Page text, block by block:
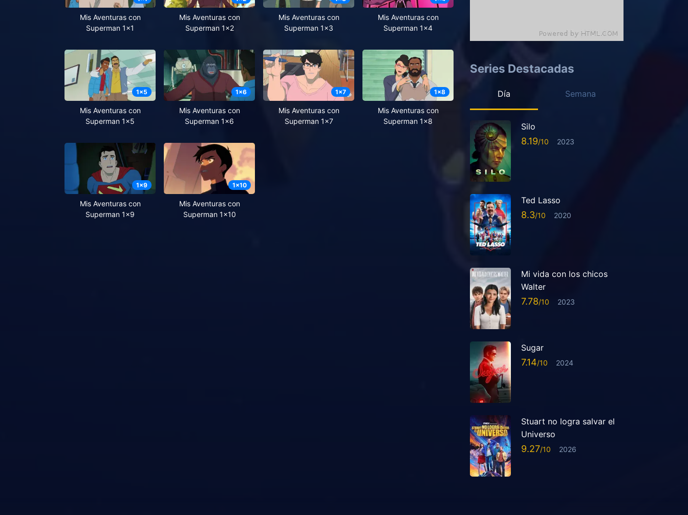
Mis Aventuras con
Superman 1x1
Mis Aventuras con
Superman 1x2
Mis Aventuras con
Superman 1x3
Mis Aventuras con
Superman 1x4
1x5
Mis Aventuras con
Superman 1x5
1x6
Mis Aventuras con
Superman 1x6
1x7
Mis Aventuras con
Superman 1x7
1x8
Mis Aventuras con
Superman 1x8
1x9
Mis Aventuras con
Superman 1x9
1x10
Mis Aventuras con
Superman 1x10
Series Destacadas
Día Semana
Silo
8.19 2023
Ted Lasso
8.3 2020
Mi vida con los chicos
Walter
7.78 2023
Sugar
7.14 2024
Stuart no logra salvar el
Universo
9.27 2026